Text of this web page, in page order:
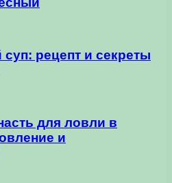
рецепт и секреты
для ловли в
и